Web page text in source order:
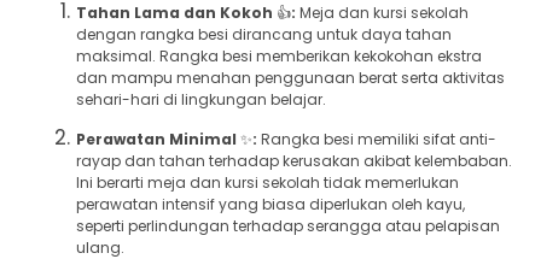
Tahan Lama dan Kokoh 👍: Meja dan kursi sekolah
dengan rangka besi dirancang untuk daya tahan
maksimal. Rangka besi memberikan kekokohan ekstra
dan mampu menahan penggunaan berat serta aktivitas
sehari-hari di lingkungan belajar.
Perawatan Minimal ✨: Rangka besi memiliki sifat anti-
rayap dan tahan terhadap kerusakan akibat kelembaban.
Ini berarti meja dan kursi sekolah tidak memerlukan
perawatan intensif yang biasa diperlukan oleh kayu,
seperti perlindungan terhadap serangga atau pelapisan
ulang.